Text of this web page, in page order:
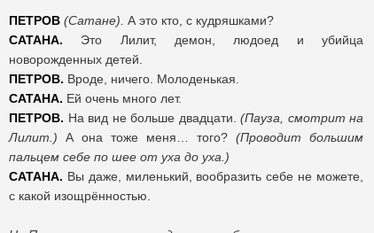
ПЕТРОВ (Сатане). А это кто, с кудряшками?
САТАНА. Это Лилит, демон, людоед и убийца
новорожденных детей.
ПЕТРОВ. Вроде, ничего. Молоденькая.
САТАНА. Ей очень много лет.
ПЕТРОВ. На вид не больше двадцати. (Пауза, смотрит на
Лилит.) А она тоже меня… того? (Проводит большим
пальцем себе по шее от уха до уха.)
САТАНА. Вы даже, миленький, вообразить себе не можете,
с какой изощрённостью.